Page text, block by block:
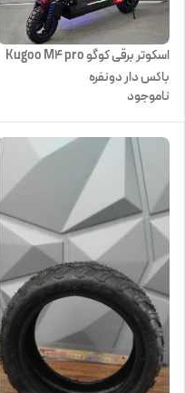
اسکوتر برقی کوگو Kugoo M4 pro
باکس دار دونفره
ناموجود